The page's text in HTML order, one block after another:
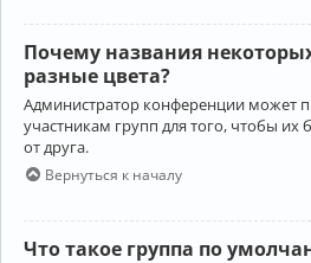
Почему названия
разные цвета?
Администратор конференции может
участникам групп для того, чтобы
от друга.
Вернуться к началу
Что такое группа по